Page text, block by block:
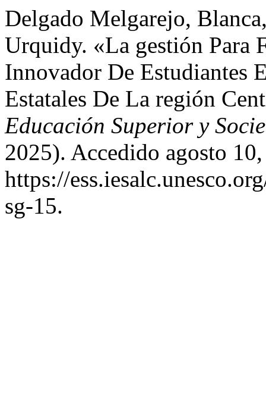
Delgado Melgarejo,
Urquidy. «La gestión Para
Innovador De Estudiantes
Estatales De La región
Educación Superior y
2025). Accedido agosto
https://
sg-15.